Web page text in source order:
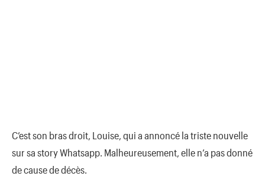
C’est son bras droit, Louise, qui a annoncé la triste nouvelle
sur sa story Whatsapp. Malheureusement, elle n’a pas donné
de cause de décès.